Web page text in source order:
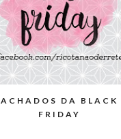
ACHADOS DA BLACK
FRIDAY